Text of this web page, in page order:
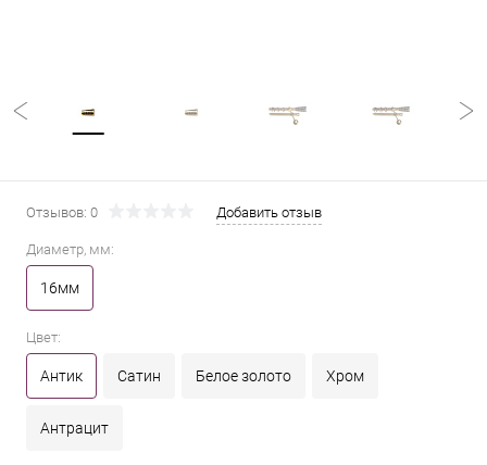
Отзывов: 0 Добавить отзыв
Диаметр, мм:
16мм
Цвет:
Антик Сатин Белое золото Хром
Антрацит